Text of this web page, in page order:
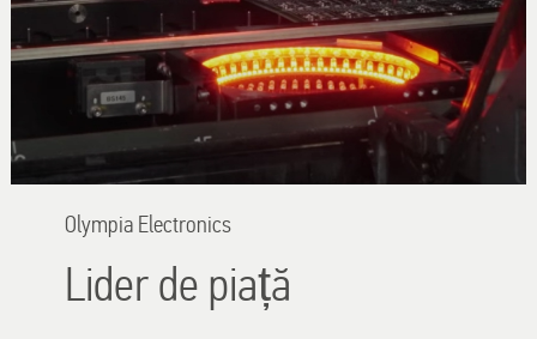
Olympia Εlectronics
Lider de piață